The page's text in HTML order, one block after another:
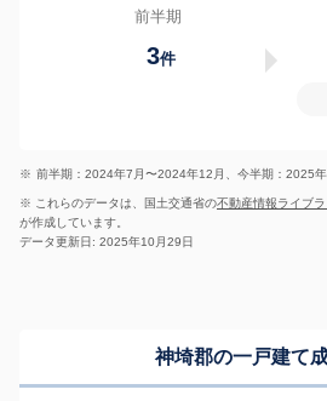
前半期
3件
※ 前半期：2024年7月〜2024年12月、今半期：2025
※ これらのデータは、国土交通省の不動産情報ライブラ
が作成しています。
データ更新日: 2025年10月29日
神埼郡の一戸建て